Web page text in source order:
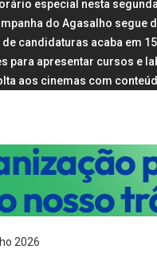
especial nesta
do Agasalho segue
candidaturas acaba em
para apresentar cursos e
aos cinemas com
2026